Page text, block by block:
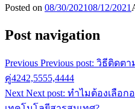
Posted on 08/30/202108/12/2021
Post navigation
Previous Previous post: วิธีติดตา
คู่4242,5555,4444
Next Next post: ทำไมต้องเลือก